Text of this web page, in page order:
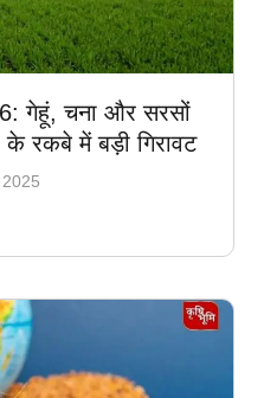
गेहूं, चना और सरसों
रकबे में बड़ी गिरावट